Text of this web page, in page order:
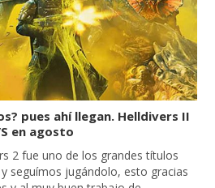
pues ahí llegan. Helldivers II
en agosto
2 fue uno de los grandes títulos
seguímos jugándolo, esto gracias